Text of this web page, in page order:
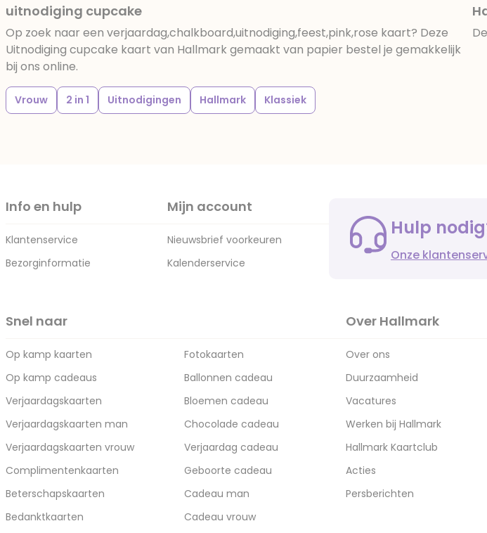
uitnodiging cupcake
Op zoek naar een verjaardag,chalkboard,uitnodiging,feest,pink,rose kaart? Deze
Uitnodiging cupcake kaart van Hallmark gemaakt van papier bestel je gemakkelijk
bij ons online.
Vrouw 2 in 1 Uitnodigingen Hallmark Klassiek
Info en hulp
Klantenservice
Bezorginformatie
Mijn account
Nieuwsbrief voorkeuren
Kalenderservice
Hulp
Onze
Snel naar
Op kamp kaarten
Op kamp cadeaus
Verjaardagskaarten
Verjaardagskaarten man
Verjaardagskaarten vrouw
Complimentenkaarten
Beterschapskaarten
Bedanktkaarten
Fotokaarten
Ballonnen cadeau
Bloemen cadeau
Chocolade cadeau
Verjaardag cadeau
Geboorte cadeau
Cadeau man
Cadeau vrouw
Over Hallmark
Over ons
Duurzaamheid
Vacatures
Werken bij Hallmark
Hallmark Kaartclub
Acties
Persberichten